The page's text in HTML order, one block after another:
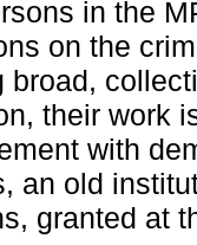
in the
on the
broad,
their work
with
an old
granted at